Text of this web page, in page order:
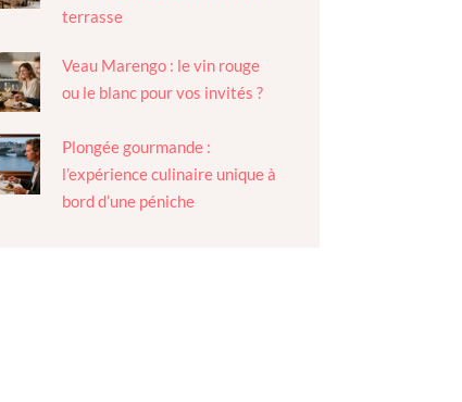
terrasse
Veau Marengo : le vin rouge
ou le blanc pour vos invités ?
Plongée gourmande :
l’expérience culinaire unique à
bord d’une péniche